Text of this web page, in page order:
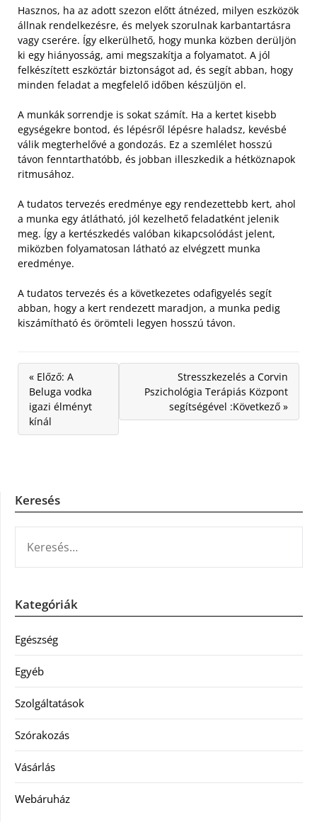
Hasznos, ha az adott szezon előtt átnézed, milyen eszközök
állnak rendelkezésre, és melyek szorulnak karbantartásra
vagy cserére. Így elkerülhető, hogy munka közben derüljön
ki egy hiányosság, ami megszakítja a folyamatot. A jól
felkészített eszköztár biztonságot ad, és segít abban, hogy
minden feladat a megfelelő időben készüljön el.
A munkák sorrendje is sokat számít. Ha a kertet kisebb
egységekre bontod, és lépésről lépésre haladsz, kevésbé
válik megterhelővé a gondozás. Ez a szemlélet hosszú
távon fenntarthatóbb, és jobban illeszkedik a hétköznapok
ritmusához.
A tudatos tervezés eredménye egy rendezettebb kert, ahol
a munka egy átlátható, jól kezelhető feladatként jelenik
meg. Így a kertészkedés valóban kikapcsolódást jelent,
miközben folyamatosan látható az elvégzett munka
eredménye.
A tudatos tervezés és a következetes odafigyelés segít
abban, hogy a kert rendezett maradjon, a munka pedig
kiszámítható és örömteli legyen hosszú távon.
« Előző: A
Beluga vodka
igazi élményt
kínál
Stresszkezelés a Corvin
Pszichológia Terápiás Központ
segítségével :Következő »
Keresés
Kategóriák
Egészség
Egyéb
Szolgáltatások
Szórakozás
Vásárlás
Webáruház